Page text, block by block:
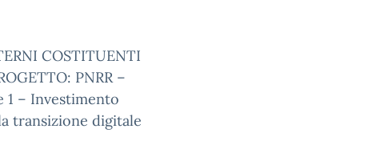
COSTITUENTI
PNRR –
1 – Investimento
transizione digitale